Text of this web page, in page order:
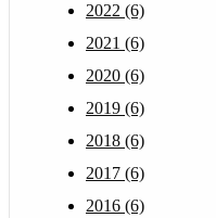
2022 (6)
2021 (6)
2020 (6)
2019 (6)
2018 (6)
2017 (6)
2016 (6)